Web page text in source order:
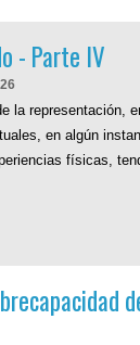
- Parte IV
la representación,
en algún
físicas,